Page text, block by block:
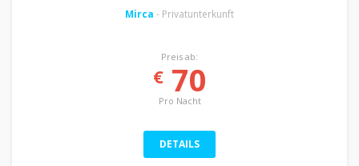
Mirca - Privatunterkunft
Preis ab:
€70
Pro Nacht
DETAILS